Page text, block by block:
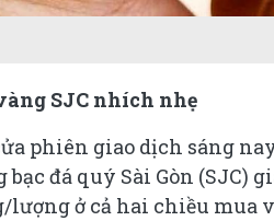
SJC nhích nhẹ
phiên giao dịch sáng
bạc đá quý Sài Gòn (SJC)
lượng ở cả hai chiều mua